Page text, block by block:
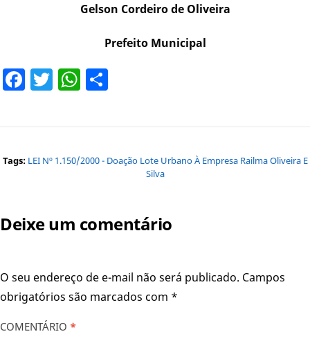
Gelson Cordeiro de Oliveira
Prefeito Municipal
Facebook
TwitterWhatsApp
Tags: LEI Nº 1.150/2000 - Doação Lote Urbano À Empresa Railma Oliveira E
Silva
Deixe um comentário
O seu endereço de e-mail não será publicado. Campos
obrigatórios são marcados com *
COMENTÁRIO *